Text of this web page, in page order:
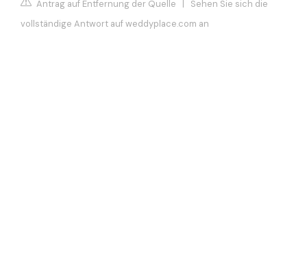
Antrag auf Entfernung der Quelle
Sehen Sie sich die
vollständige Antwort auf weddyplace.com an